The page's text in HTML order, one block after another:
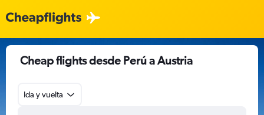
Cheap flights desde Perú a Austria
Ida y vuelta